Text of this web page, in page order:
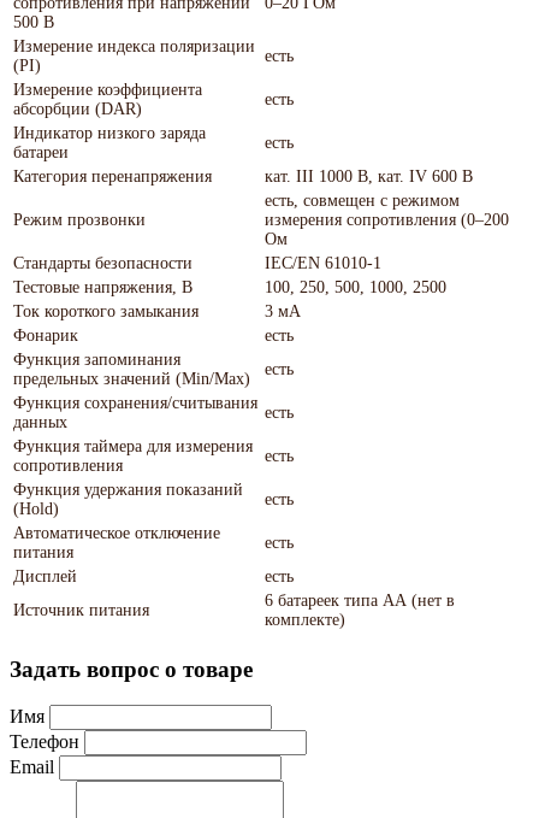
500 В
Измерение индекса поляризации
(PI)
есть
Измерение коэффициента
абсорбции (DAR)
есть
Индикатор низкого заряда
батареи
есть
Категория перенапряжения
кат. III 1000 В, кат. IV 600 В
Режим прозвонки
есть, совмещен с режимом
измерения сопротивления (0–200
Ом
Стандарты безопасности
IEC/EN 61010-1
Тестовые напряжения, В
100, 250, 500, 1000, 2500
Ток короткого замыкания
3 мА
Фонарик
есть
Функция запоминания
предельных значений (Min/Max)
есть
Функция сохранения/считывания
данных
есть
Функция таймера для измерения
сопротивления
есть
Функция удержания показаний
(Hold)
есть
Автоматическое отключение
питания
есть
Дисплей
есть
Источник питания
6 батареек типа АА (нет в
комплекте)
Задать вопрос о товаре
Имя
Телефон
Email